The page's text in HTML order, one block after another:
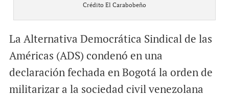
Crédito El Carabobeño
La Alternativa Democrática Sindical de las
Américas (ADS) condenó en una
declaración fechada en Bogotá la orden de
militarizar a la sociedad civil venezolana